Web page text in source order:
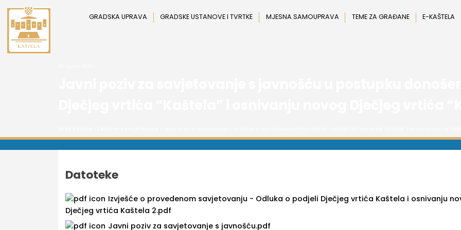
Preskoči
sadržaj
GRADSKA UPRAVA GRADSKE USTANOVE I TVRTKE MJESNA SAMOUPRAVA TEME ZA GRAĐANE E-KAŠTELA
Datoteke
Izvješće o provedenom savjetovanju - Odluka o podjeli Dječjeg vrtića Kaštela i osnivanju
Dječjeg vrtića Kaštela 2.pdf
Javni poziv za savjetovanje s javnošću.pdf